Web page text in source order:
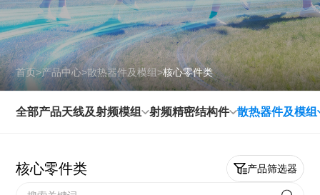
关于我们
投资者关系
首页>产品中心>散热器件及模组>核心零件类
全部产品天线及射频模组 射频精密结构件 散热器件及模组
核心零件类 产品筛选器